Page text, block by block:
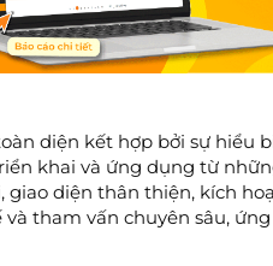
diện kết hợp bởi sự
khai và ứng dụng từ
giao diện thân thiện, kích
tham vấn chuyên sâu,